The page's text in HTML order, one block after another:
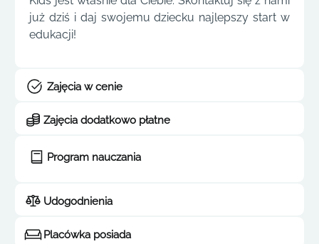
już dziś i daj swojemu dziecku najlepszy start w
edukacji!
Zajęcia w cenie
Zajęcia dodatkowo płatne
Program nauczania
Udogodnienia
Placówka posiada